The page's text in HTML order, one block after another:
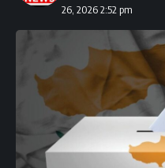
26, 2026 2:52 pm